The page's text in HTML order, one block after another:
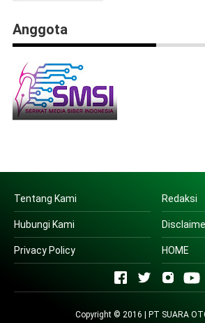
Anggota
Tentang Kami Redaksi
Hubungi Kami
Privacy Policy HOME
Copyright © 2016 | PT SUARA